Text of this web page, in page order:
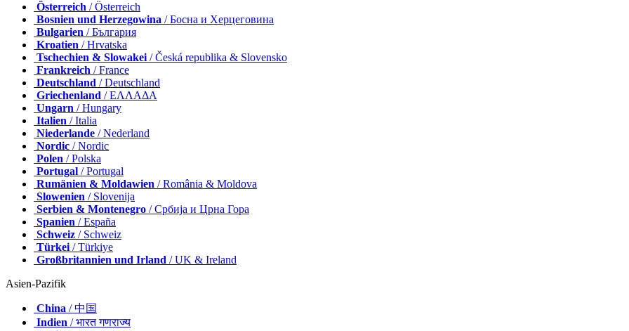
Österreich / Österreich
Bosnien und Herzegowina / Босна и Херцеговина
Bulgarien / България
Kroatien / Hrvatska
Tschechien & Slowakei/ Česká republika & Slovensko
Frankreich / France
Deutschland / Deutschland
Griechenland / ΕΛΛΑΔΑ
Ungarn / Hungary
Italien / Italia
Niederlande / Nederland
Nordic / Nordic
Polen / Polska
Portugal / Portugal
Rumänien & Moldawien / România & Moldova
Slowenien / Slovenija
Serbien & Montenegro / Србија и Црна Гора
Spanien / España
Schweiz / Schweiz
Türkei/ Türkiye
Großbritannien und Irland / UK & Ireland
Asien-Pazifik
China / 中国
Indien / भारत गणराज्य